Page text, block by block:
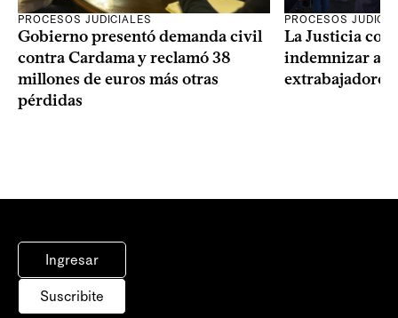
PROCESOS JUDICIALES
Gobierno presentó demanda civil
contra Cardama y reclamó 38
millones de euros más otras
pérdidas
PROCESOS
La Justicia
indemnizar a
extrabajadores
Ingresar
Suscribite